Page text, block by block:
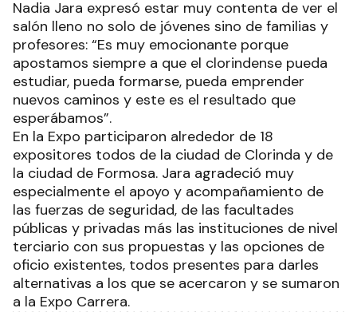
Nadia Jara expresó estar muy contenta de ver el
salón lleno no solo de jóvenes sino de familias y
profesores: “Es muy emocionante porque
apostamos siempre a que el clorindense pueda
estudiar, pueda formarse, pueda emprender
nuevos caminos y este es el resultado que
esperábamos”.
En la Expo participaron alrededor de 18
expositores todos de la ciudad de Clorinda y de
la ciudad de Formosa. Jara agradeció muy
especialmente el apoyo y acompañamiento de
las fuerzas de seguridad, de las facultades
públicas y privadas más las instituciones de nivel
terciario con sus propuestas y las opciones de
oficio existentes, todos presentes para darles
alternativas a los que se acercaron y se sumaron
a la Expo Carrera.